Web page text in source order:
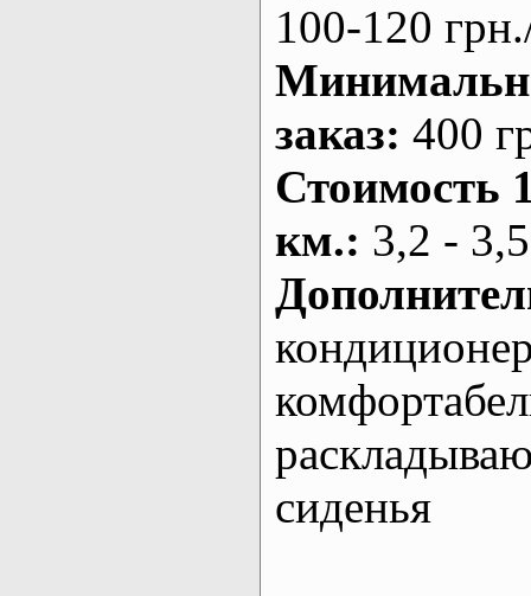
100-120
заказ: 400
Стоимость
км.: 3,2 -
сиденья